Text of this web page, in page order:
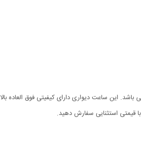
این ساعت دیواری دارای کیفیتی فوق العاده بالا